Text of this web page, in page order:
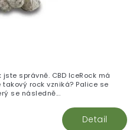
Detail
správně. CBD IceRock má
takový rock vzniká? Palice se
se následně...